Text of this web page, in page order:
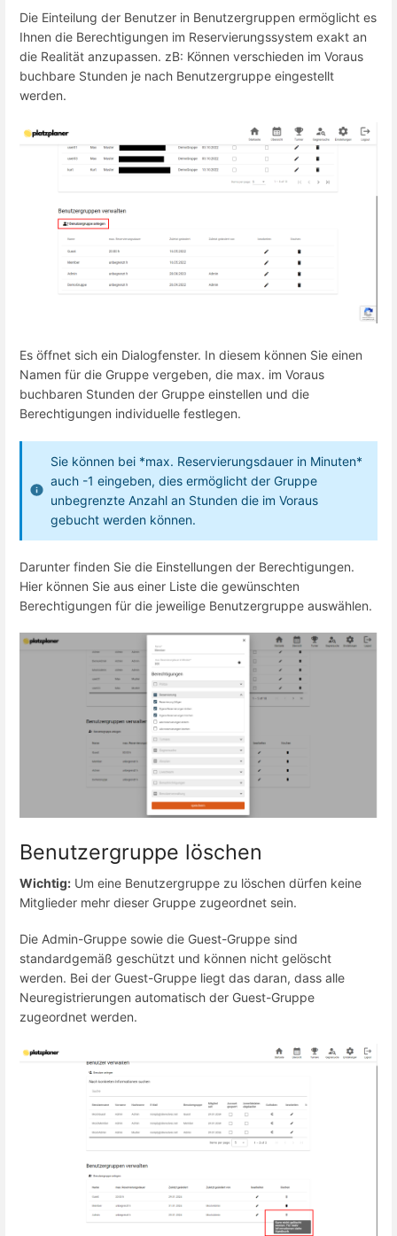
Die Einteilung der Benutzer in Benutzergruppen ermöglicht es
Ihnen die Berechtigungen im Reservierungssystem exakt an
die Realität anzupassen. zB: Können verschieden im Voraus
buchbare Stunden je nach Benutzergruppe eingestellt
werden.
Es öffnet sich ein Dialogfenster. In diesem können Sie einen
Namen für die Gruppe vergeben, die max. im Voraus
buchbaren Stunden der Gruppe einstellen und die
Berechtigungen individuelle festlegen.
Sie können bei *max. Reservierungsdauer in Minuten*
auch -1 eingeben, dies ermöglicht der Gruppe
unbegrenzte Anzahl an Stunden die im Voraus
gebucht werden können.
Darunter finden Sie die Einstellungen der Berechtigungen.
Hier können Sie aus einer Liste die gewünschten
Berechtigungen für die jeweilige Benutzergruppe auswählen.
Benutzergruppe löschen
Wichtig: Um eine Benutzergruppe zu löschen dürfen keine
Mitglieder mehr dieser Gruppe zugeordnet sein.
Die Admin-Gruppe sowie die Guest-Gruppe sind
standardgemäß geschützt und können nicht gelöscht
werden. Bei der Guest-Gruppe liegt das daran, dass alle
Neuregistrierungen automatisch der Guest-Gruppe
zugeordnet werden.